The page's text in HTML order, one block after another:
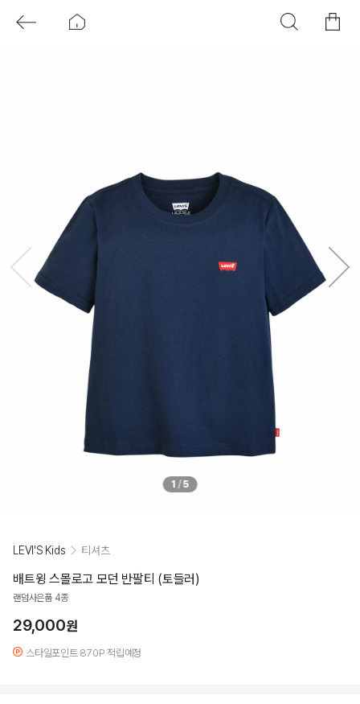
1 /5
LEVI'S Kids 티셔츠
배트윙 스몰로고 모던 반팔티 (토들러)
랜덤사은품 4종
29,000원
스타일포인트 870P 적립예정